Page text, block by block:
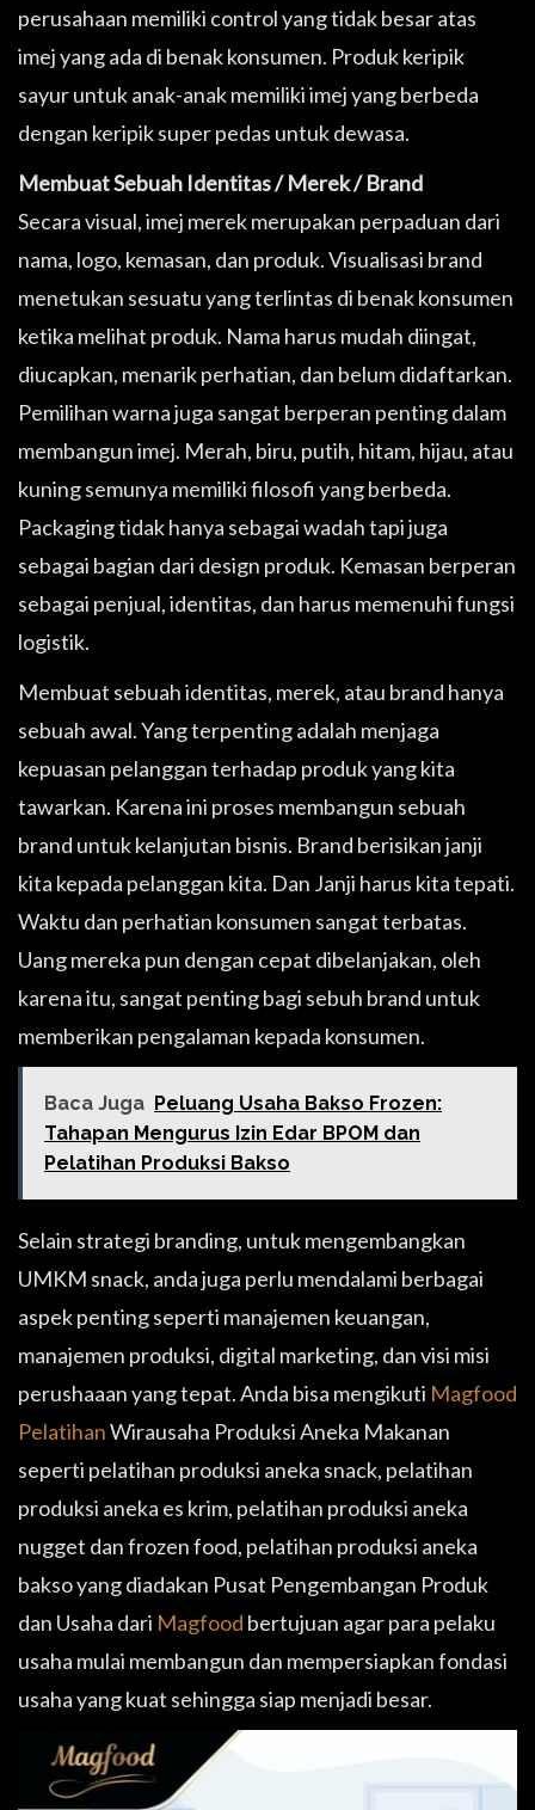
perusahaan memiliki control yang tidak besar atas
imej yang ada di benak konsumen. Produk keripik
sayur untuk anak-anak memiliki imej yang berbeda
dengan keripik super pedas untuk dewasa.
Membuat Sebuah Identitas / Merek / Brand
Secara visual, imej merek merupakan perpaduan dari
nama, logo, kemasan, dan produk. Visualisasi brand
menetukan sesuatu yang terlintas di benak konsumen
ketika melihat produk. Nama harus mudah diingat,
diucapkan, menarik perhatian, dan belum didaftarkan.
Pemilihan warna juga sangat berperan penting dalam
membangun imej. Merah, biru, putih, hitam, hijau, atau
kuning semunya memiliki filosofi yang berbeda.
Packaging tidak hanya sebagai wadah tapi juga
sebagai bagian dari design produk. Kemasan berperan
sebagai penjual, identitas, dan harus memenuhi fungsi
logistik.
Membuat sebuah identitas, merek, atau brand hanya
sebuah awal. Yang terpenting adalah menjaga
kepuasan pelanggan terhadap produk yang kita
tawarkan. Karena ini proses membangun sebuah
brand untuk kelanjutan bisnis. Brand berisikan janji
kita kepada pelanggan kita. Dan Janji harus kita tepati.
Waktu dan perhatian konsumen sangat terbatas.
Uang mereka pun dengan cepat dibelanjakan, oleh
karena itu, sangat penting bagi sebuh brand untuk
memberikan pengalaman kepada konsumen.
Baca Juga Peluang Usaha Bakso Frozen:
Tahapan Mengurus Izin Edar BPOM dan
Pelatihan Produksi Bakso
Selain strategi branding, untuk mengembangkan
UMKM snack, anda juga perlu mendalami berbagai
aspek penting seperti manajemen keuangan,
manajemen produksi, digital marketing, dan visi misi
perushaaan yang tepat. Anda bisa mengikuti Magfood
PelatihanWirausaha Produksi Aneka Makanan
seperti pelatihan produksi aneka snack, pelatihan
produksi aneka es krim, pelatihan produksi aneka
nugget dan frozen food, pelatihan produksi aneka
bakso yang diadakan Pusat Pengembangan Produk
dan Usaha dari Magfood bertujuan agar para pelaku
usaha mulai membangun dan mempersiapkan fondasi
usaha yang kuat sehingga siap menjadi besar.